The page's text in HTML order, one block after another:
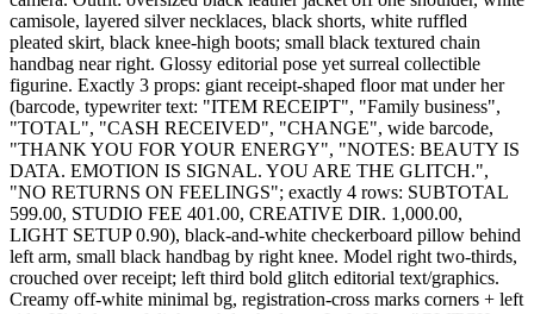
camisole, layered silver necklaces, black shorts, white ruffled
pleated skirt, black knee-high boots; small black textured chain
handbag near right. Glossy editorial pose yet surreal collectible
figurine. Exactly 3 props: giant receipt-shaped floor mat under her
(barcode, typewriter text: "ITEM RECEIPT", "Family business",
"TOTAL", "CASH RECEIVED", "CHANGE", wide barcode,
"THANK YOU FOR YOUR ENERGY", "NOTES: BEAUTY IS
DATA. EMOTION IS SIGNAL. YOU ARE THE GLITCH.",
"NO RETURNS ON FEELINGS"; exactly 4 rows: SUBTOTAL
599.00, STUDIO FEE 401.00, CREATIVE DIR. 1,000.00,
LIGHT SETUP 0.90), black-and-white checkerboard pillow behind
left arm, small black handbag by right knee. Model right two-thirds,
crouched over receipt; left third bold glitch editorial text/graphics.
Creamy off-white minimal bg, registration-cross marks corners + left